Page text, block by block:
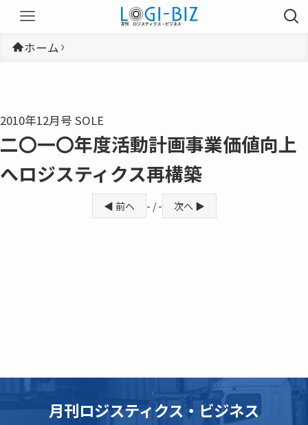
ホーム
2010年12月号 SOLE
二〇一〇年度活動計画事業価値向上
へロジスティクス再構築
◀ 前へ - / - 次へ ▶
月刊ロジスティクス・ビジネス